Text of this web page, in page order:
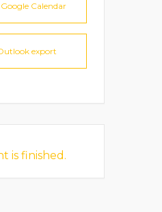
Calendar
export
is finished.